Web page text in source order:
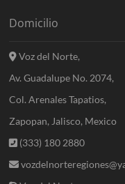
Domicilio
Voz del Norte,
Av. Guadalupe No. 2074,
Col. Arenales Tapatios,
Zapopan, Jalisco, Mexico
(333) 180 2880